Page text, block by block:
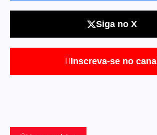
Siga no X
Inscreva-se no canal